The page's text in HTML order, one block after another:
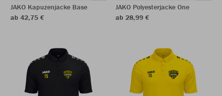
JAKO Kapuzenjacke Base
ab 42,75 €
JAKO Polyesterjacke One
ab 28,99 €